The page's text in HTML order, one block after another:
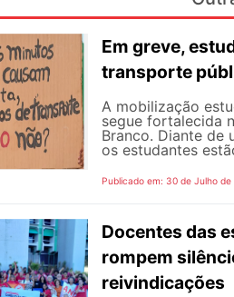
Em greve,
transporte
A mobilização
segue fortalecida
Branco. Diante de
os estudantes
Publicado em: 30 de Julho de
Docentes das
rompem
reivindicações